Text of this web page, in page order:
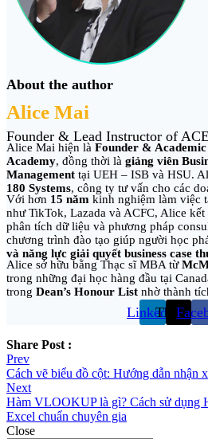
About the author
Alice Mai
Founder & Lead Instructor of
Alice Mai hiện là Founder &
Academy, đồng thời là giảng viên
Management tại UEH – ISB và HSU.
180 Systems, công ty tư vấn cho các
Với hơn 15 năm kinh nghiệm làm việc
như TikTok, Lazada và ACFC, Alice
phân tích dữ liệu và phương pháp
chương trình đào tạo giúp người học
và năng lực giải quyết business case
Alice sở hữu bằng Thạc sĩ MBA từ
trong những đại học hàng đầu tại
trong Dean’s Honour List nhờ thành
LinkedinThreads
Share Post :
Post
navigation
Prev
Cách vẽ biểu đồ cột: Hướng dẫn nhận
Next
Hàm VLOOKUP là gì? Cách sử dụng
Excel chuẩn chuyên gia
Close